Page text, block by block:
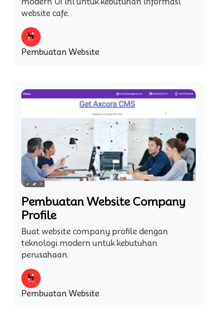
website cafe.
Pembuatan Website
Pembuatan Website Company
Profile
Buat website company profile dengan
teknologi modern untuk kebutuhan
perusahaan.
Pembuatan Website